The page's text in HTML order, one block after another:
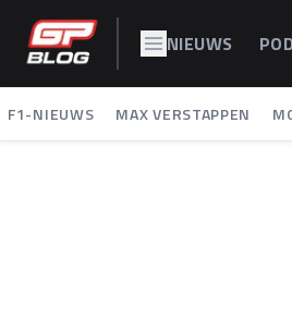
NIEUWS
F1-NIEUWS MAX VERSTAPPEN